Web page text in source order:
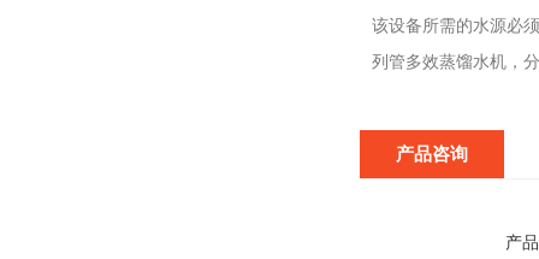
该设备所需的水源必
列管多效蒸馏水机，
产品咨询
产